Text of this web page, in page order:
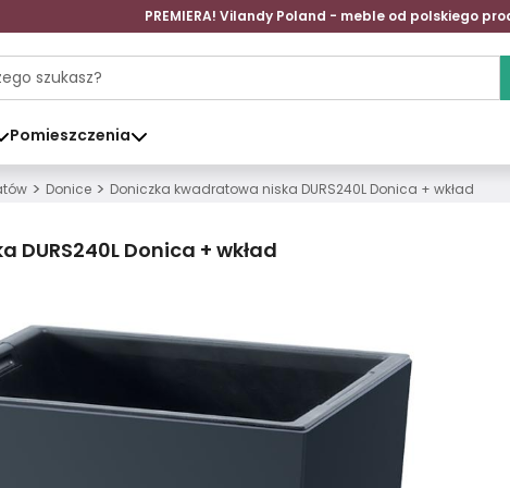
PREMIERA! Vilandy Poland - meble od polskiego
Pomieszczenia
> Donice > Doniczka kwadratowa niska DURS240L Donica + wkład
Donica + wkład